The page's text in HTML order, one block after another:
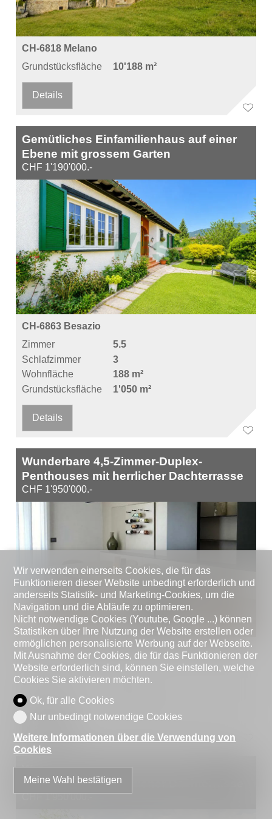
CH-6818 Melano
Grundstücksfläche
10'188 m²
Details
Gemütliches Einfamilienhaus auf einer
Ebene mit grossem Garten
CHF 1'190'000.-
CH-6863 Besazio
Zimmer
5.5
Schlafzimmer
3
Wohnfläche
188 m²
Grundstücksfläche
1'050 m²
Details
Wunderbare 4,5-Zimmer-Duplex-
Penthouses mit herrlicher Dachterrasse
CHF 1'950'000.-
CH-6900 Lugano
Zimmer
4.5
Schlafzimmer
3
Wohnfläche
~ 150 m²
Wunderbare 4,5-Zimmer-Duplex-
Penthouses mit herrlicher Dachterrasse
CHF 1'950'000.-
Wir verwenden einerseits Cookies, die für das
Funktionieren dieser Website unbedingt erforderlich und
anderseits Statistik- und Marketing-Cookies, um die
Navigation und die Abläufe zu optimieren.
Nicht notwendige Cookies (Youtube, Google ...) können
Statistiken über Ihre Nutzung der Website erstellen oder
ermöglichen personalisierte Werbung auf der Webseite.
Mit Ausnahme der Cookies, die für das Funktionieren der
Website erforderlich sind, können Sie einstellen, welche
Cookies Sie aktivieren möchten.
Ok, für alle Cookies
Nur unbedingt notwendige Cookies
Weitere Informationen über die Verwendung von
Cookies
Meine Wahl bestätigen